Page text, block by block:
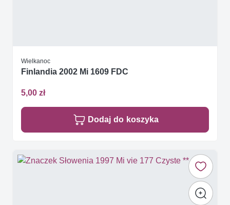
Wielkanoc
Finlandia 2002 Mi 1609 FDC
5,00 zł
Dodaj do koszyka